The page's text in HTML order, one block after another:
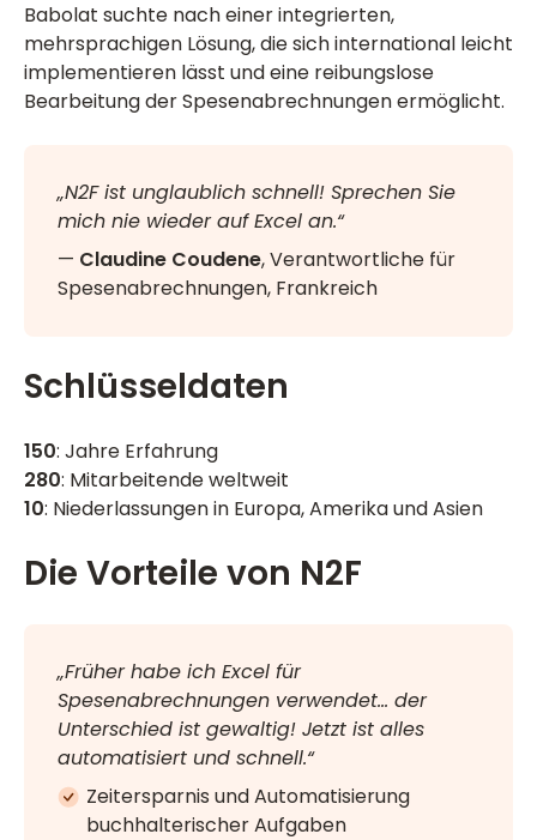
Babolat suchte nach einer integrierten,
mehrsprachigen Lösung, die sich international leicht
implementieren lässt und eine reibungslose
Bearbeitung der Spesenabrechnungen ermöglicht.
„N2F ist unglaublich schnell! Sprechen Sie
mich nie wieder auf Excel an.“
— Claudine Coudene, Verantwortliche für
Spesenabrechnungen, Frankreich
Schlüsseldaten
150: Jahre Erfahrung
280: Mitarbeitende weltweit
10: Niederlassungen in Europa, Amerika und Asien
Die Vorteile von N2F
„Früher habe ich Excel für
Spesenabrechnungen verwendet… der
Unterschied ist gewaltig! Jetzt ist alles
automatisiert und schnell.“
Zeitersparnis und Automatisierung
buchhalterischer Aufgaben